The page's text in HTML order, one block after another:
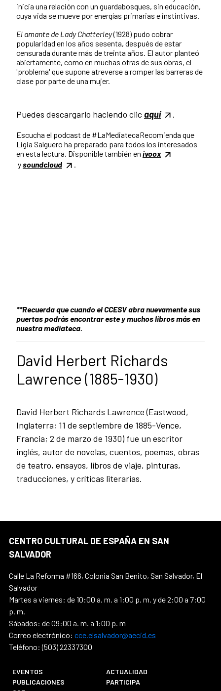
inicia una relación con un guardabosques, sin educación,
cuya vida se mueve por energías primarias e instintivas.
El amante de Lady Chatterley(1928) pudo cobrar
popularidad en los años sesenta, después de estar
censurada durante más de treinta años. El autor planteó
abiertamente, como en muchas otras de sus obras, el
'problema' que supone atreverse a romper las barreras de
clase por parte de una mujer.
Puedes descargarlo haciendo clic aquí .
Escucha el podcast de #LaMediatecaRecomienda que
Ligia Salguero ha preparado para todos los interesados
en esta lectura. Disponible también en ivoox
ysoundcloud
**Recuerda que cuando el CCESV abra nuevamente sus
puertas podrás encontrar este y muchos libros más en
nuestra mediateca.
David Herbert Richards
Lawrence (1885-1930)
David Herbert Richards Lawrence (Eastwood,
Inglaterra; 11 de septiembre de 1885-Vence,
Francia; 2 de marzo de 1930) fue un escritor
inglés, autor de novelas, cuentos, poemas, obras
de teatro, ensayos, libros de viaje, pinturas,
traducciones, y críticas literarias.
CENTRO CULTURAL DE ESPAÑA EN SAN
SALVADOR
Calle La Reforma #166, Colonia San Benito, San Salvador, El
Salvador
Martes a viernes: de 10:00 a. m. a 1:00 p. m. y de 2:00 a 7:00
p. m.
Sábados: de 09:00 a. m. a 1:00 p. m
Correo electrónico: cce.elsalvador@aecid.es
Teléfono: (503) 22337300
EVENTOS
ACTUALIDAD
PUBLICACIONES
PARTICIPA